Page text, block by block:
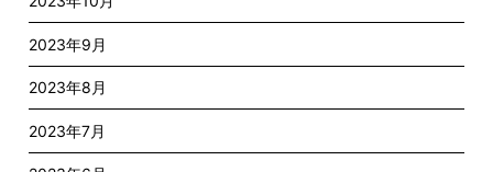
2023年9月
2023年8月
2023年7月